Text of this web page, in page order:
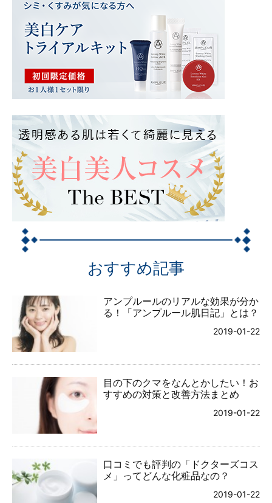
おすすめ記事
アンプルールのリアルな効果が分か
る！「アンプルール肌日記」とは？
2019-01-22
目の下のクマをなんとかしたい！お
すすめの対策と改善方法まとめ
2019-01-22
口コミでも評判の「ドクターズコス
メ」ってどんな化粧品なの？
2019-01-22